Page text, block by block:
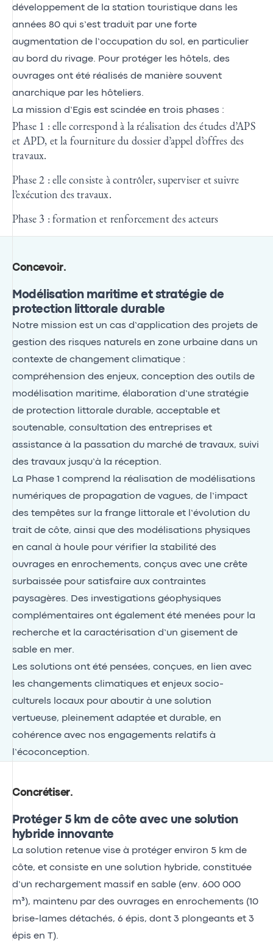
développement de la station touristique dans les
années 80 qui s’est traduit par une forte
augmentation de l’occupation du sol, en particulier
au bord du rivage. Pour protéger les hôtels, des
ouvrages ont été réalisés de manière souvent
anarchique par les hôteliers.
La mission d’Egis est scindée en trois phases :
Phase 1 : elle correspond à la réalisation des études d’APS
et APD, et la fourniture du dossier d’appel d’offres des
travaux.
Phase 2 : elle consiste à contrôler, superviser et suivre
l’exécution des travaux.
Phase 3 : formation et renforcement des acteurs
Concevoir.
Modélisation maritime et stratégie de
protection littorale durable
Notre mission est un cas d’application des projets de
gestion des risques naturels en zone urbaine dans un
contexte de changement climatique :
compréhension des enjeux, conception des outils de
modélisation maritime, élaboration d’une stratégie
de protection littorale durable, acceptable et
soutenable, consultation des entreprises et
assistance à la passation du marché de travaux, suivi
des travaux jusqu’à la réception.
La Phase 1 comprend la réalisation de modélisations
numériques de propagation de vagues, de l’impact
des tempêtes sur la frange littorale et l’évolution du
trait de côte, ainsi que des modélisations physiques
en canal à houle pour vérifier la stabilité des
ouvrages en enrochements, conçus avec une crête
surbaissée pour satisfaire aux contraintes
paysagères. Des investigations géophysiques
complémentaires ont également été menées pour la
recherche et la caractérisation d’un gisement de
sable en mer.
Les solutions ont été pensées, conçues, en lien avec
les changements climatiques et enjeux socio-
culturels locaux pour aboutir à une solution
vertueuse, pleinement adaptée et durable, en
cohérence avec nos engagements relatifs à
l’écoconception.
Concrétiser.
Protéger 5 km de côte avec une solution
hybride innovante
La solution retenue vise à protéger environ 5 km de
côte, et consiste en une solution hybride, constituée
d’un rechargement massif en sable (env. 600 000
m³), maintenu par des ouvrages en enrochements (10
brise-lames détachés, 6 épis, dont 3 plongeants et 3
épis en T).